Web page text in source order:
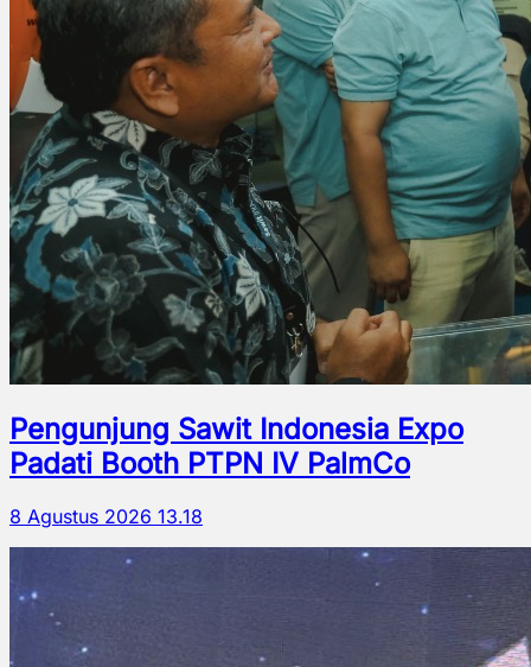
Pengunjung Sawit Indonesia Expo
Padati Booth PTPN IV PalmCo
8 Agustus 2026 13.18